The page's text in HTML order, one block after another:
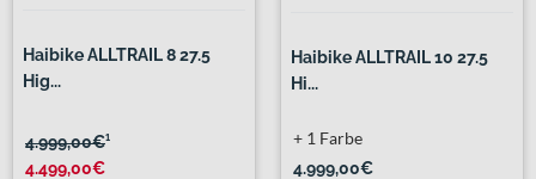
Haibike ALLTRAIL 8 27.5
Hig...
4.999,00€¹
4.499,00€
Haibike ALLTRAIL 10 27.5
Hi...
4.999,00€
+ 1 Farbe